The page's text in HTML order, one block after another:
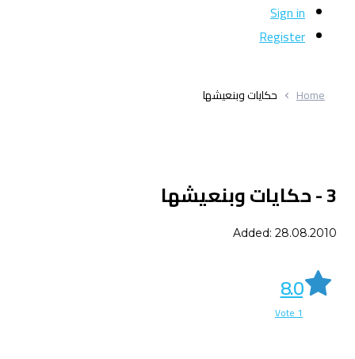
Sign in
Register
Home حكايات وبنعيشها
3 - حكايات وبنعيشها
Added: 28.08.2010
8.0
1
Vote